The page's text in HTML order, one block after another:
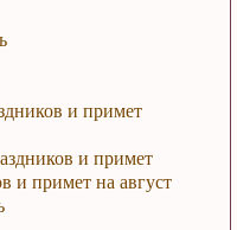
и примет
и примет
и примет на август